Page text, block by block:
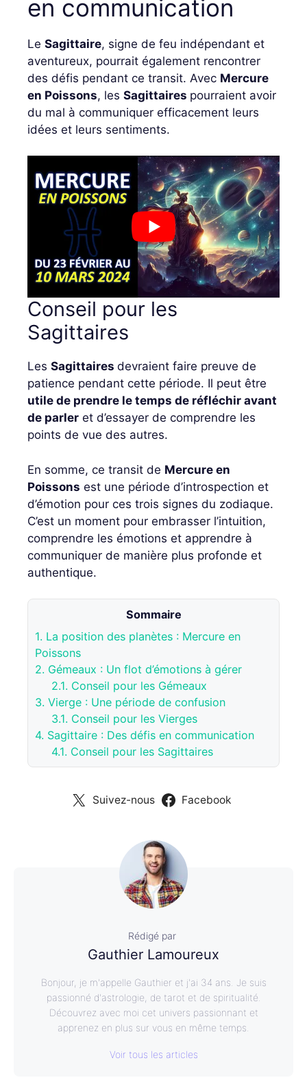
en communication
Le Sagittaire, signe de feu indépendant et
aventureux, pourrait également rencontrer
des défis pendant ce transit. Avec Mercure
en Poissons, les Sagittaires pourraient avoir
du mal à communiquer efficacement leurs
idées et leurs sentiments.
Conseil pour les
Sagittaires
Les Sagittaires devraient faire preuve de
patience pendant cette période. Il peut être
utile de prendre le temps de réfléchir avant
de parler et d’essayer de comprendre les
points de vue des autres.
En somme, ce transit de Mercure en
Poissons est une période d’introspection et
d’émotion pour ces trois signes du zodiaque.
C’est un moment pour embrasser l’intuition,
comprendre les émotions et apprendre à
communiquer de manière plus profonde et
authentique.
Sommaire
1. La position des planètes : Mercure en
Poissons
2. Gémeaux : Un flot d’émotions à gérer
2.1. Conseil pour les Gémeaux
3. Vierge : Une période de confusion
3.1. Conseil pour les Vierges
4. Sagittaire : Des défis en communication
4.1. Conseil pour les Sagittaires
Suivez-nous Facebook
Rédigé par
Gauthier Lamoureux
Bonjour, je m'appelle Gauthier et j'ai 34 ans. Je suis
passionné d'astrologie, de tarot et de spiritualité.
Découvrez avec moi cet univers passionnant et
apprenez en plus sur vous en même temps.
Voir tous les articles